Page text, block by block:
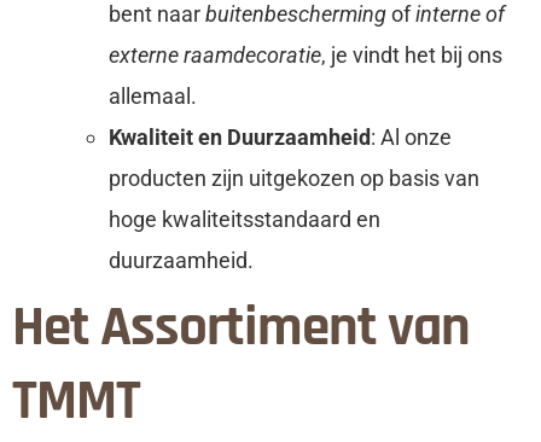
bent naarbuitenbeschermingofinterne of
externe raamdecoratie, je vindt het bij ons
allemaal.
Kwaliteit en Duurzaamheid: Al onze
producten zijn uitgekozen op basis van
hoge kwaliteitsstandaard en
duurzaamheid.
Het Assortiment van
TMMT